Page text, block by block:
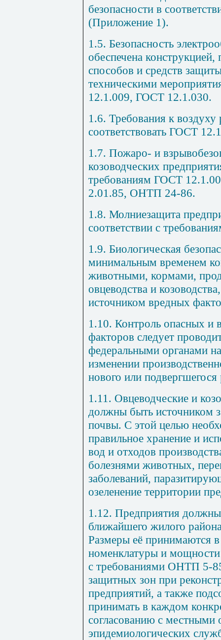
безопасности в
(Приложение 1).
1.5. Безопасность
обеспечена
способов и средств
техническими
12.1.009, ГОСТ 12.1.030.
1.6. Требования к
соответствовать ГОСТ
1.7. Пожаро- и
козоводческих
требованиям ГОСТ
2.01.85, ОНТП 24-86.
1.8. Молниезащита
соответствии с
1.9. Биологическая
минимальным временем
животными, кормами,
овцеводства и
источником вредных
1.10. Контроль опасных и
факторов следует
федеральными органами
изменении
нового или
1.11. Овцеводческие и
должны быть источником
почвы. С этой целью
правильное хранение и
вод и отходов
болезнями животных,
заболеваний,
озеленение территории
1.12. Предприятия
ближайшего жилого
Размеры её принимаются
номенклатуры и мощности
с требованиями ОНТП 5-
защитных зон при
предприятий, а также
принимать в каждом
согласованию с местными
эпидемиологических